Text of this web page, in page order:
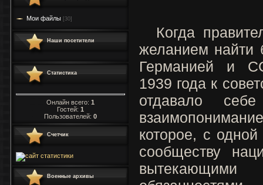
Мои файлы [30]
Наши посетители
Статистика
Онлайн всего: 1
Гостей: 1
Пользователей: 0
Счетчик
Военные архивы
Когда
желанием найти
Германией и
1939 года к
отдавало
которое, с
сообществу